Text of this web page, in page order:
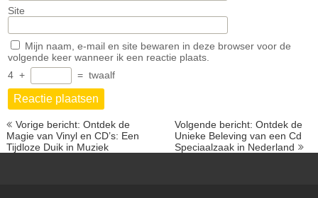
Site
Mijn naam, e-mail en site bewaren in deze browser voor de
volgende keer wanneer ik een reactie plaats.
4 + = twaalf
Berichtnavigatie
Vorige bericht: Ontdek de
Magie van Vinyl en CD’s: Een
Tijdloze Duik in Muziek
Volgende bericht: Ontdek de
Unieke Beleving van een Cd
Speciaalzaak in Nederland